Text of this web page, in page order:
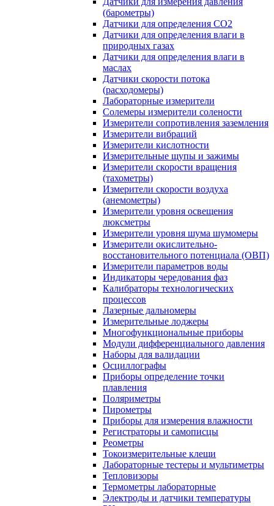
(барометры)
Датчики для определения CO2
Датчики для определения влаги в
природных газах
Датчики для определения влаги в
маслах
Датчики скорости потока
(расходомеры)
Лабораторные измерители
Солемеры измерители солености
Измерители сопротивления заземления
Измерители вибраций
Измерители кислотности
Измерительные щупы и зажимы
Измерители скорости вращения
(тахометры)
Измерители скорости воздуха
(анемометры)
Измерители уровня освещения
люксметры
Измерители уровня шума шумомеры
Измерители окислительно-
восстановительного потенциала (ОВП)
Измерители параметров воды
Индикаторы чередования фаз
Калибраторы технологических
процессов
Лазерные дальномеры
Измерительные лоджеры
Многофункциональные приборы
Модули дифференциального давления
Наборы для валидации
Осциллографы
Приборы определение точки
плавления
Поляриметры
Пирометры
Приборы для измерения влажности
Регистраторы и самописцы
Реометры
Токоизмерительные клещи
Лабораторные тестеры и мультиметры
Тепловизоры
Термометры лабораторные
Электроды и датчики температуры